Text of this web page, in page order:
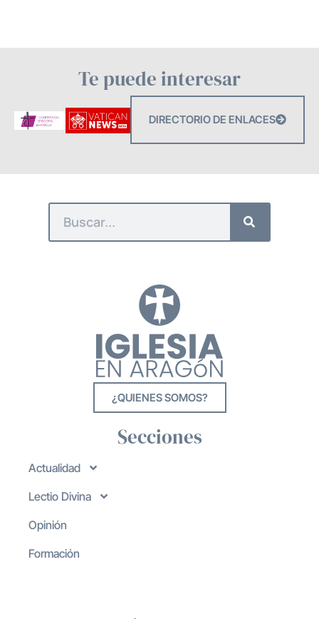
Te puede interesar
DIRECTORIO DE ENLACES
¿QUIENES SOMOS?
Secciones
Actualidad
Lectio Divina
Opinión
Formación